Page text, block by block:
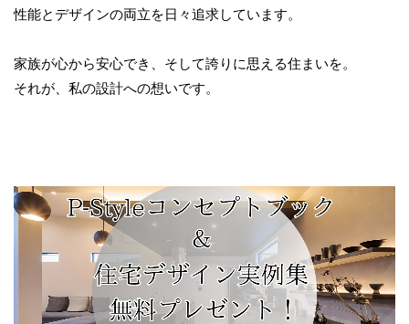
性能とデザインの両立を日々追求しています。
家族が心から安心でき、そして誇りに思える住まいを。
それが、私の設計への想いです。